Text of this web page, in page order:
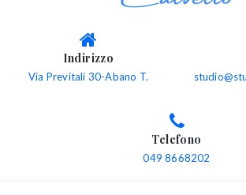
Indirizzo
Via Previtali 30-Abano T.
Telefono
049 8668202